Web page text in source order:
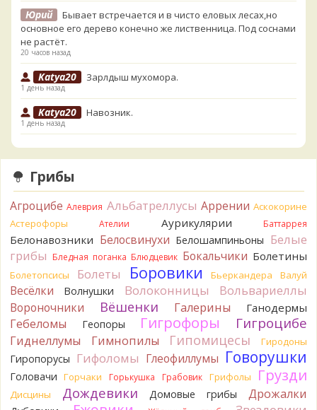
Юрий
Бывает встречается и в чисто еловых лесах,но
основное его дерево конечно же лиственница. Под соснами
не растёт.
20 часов назад
Katya20 Зарлдыш мухомора.
1 день назад
Katya20 Навозник.
1 день назад
Verona Скорее всего он.
2 дня назад
Verona
2 дня назад
Verona
Рядовка мыльная, судя по пластинкам.
Правильно сделали, что не взяли.
2 дня назад
BorisM Подгруздок чёрный, или близкие виды
2 дня назад
BorisM Сдаётся мне, на земле и в руке - разные грибы.
2 дня назад
Кирилл
Вони не было, но вода и гриб при варке
начали желтеть. Выкинул. Большое спасибо.
2 дня назад
Кирилл Спасибо.
Грибы
Агроцибе Алеврия Альбатреллусы Аррении Аскокорине
Астерофоры
Ателии Аурикулярии Баттаррея
Белонавозники Белосвинухи Белошампиньоны Белые
грибы Бледная поганка Блюдцевик Бокальчики Болетины
Болетопсисы Болеты Боровики Бьеркандера Валуй
Весёлки Волнушки Волоконницы Вольвариеллы
Вороночники Вёшенки Галерины Ганодермы
Гебеломы Геопоры Гигрофоры Гигроцибе
Гиднеллумы Гимнопилы Гипомицесы Гиродоны
Гиропорусы Гифоломы Глеофиллумы Говорушки
Головачи Горчаки Горькушка Грабовик Грифолы Грузди
Дисцины Дождевики Домовые грибы Дрожалки